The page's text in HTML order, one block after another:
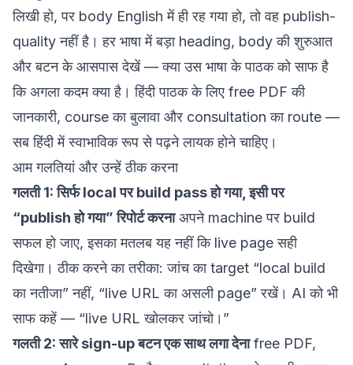
लिखी हो, पर body English में ही रह गया हो, तो वह publish-
quality नहीं है। हर भाषा में बड़ा heading, body की शुरुआत
और बटन के आसपास देखें — क्या उस भाषा के पाठक को साफ है
कि अगला कदम क्या है। हिंदी पाठक के लिए free PDF की
जानकारी, course का बुलावा और consultation का route —
सब हिंदी में स्वाभाविक रूप से पढ़ने लायक होने चाहिए।
आम गलतियां और उन्हें ठीक करना
गलती 1: सिर्फ local पर build pass हो गया, इसी पर
“publish हो गया” रिपोर्ट करनाअपने machine पर build
सफल हो जाए, इसका मतलब यह नहीं कि live page सही
दिखेगा। ठीक करने का तरीका: जांच का target “local build
का नतीजा” नहीं, “live URL का असली page” रखें। AI को भी
साफ कहें — “live URL खोलकर जांचो।”
गलती 2: सारे sign-up बटन एक साथ लगा देनाfree PDF,